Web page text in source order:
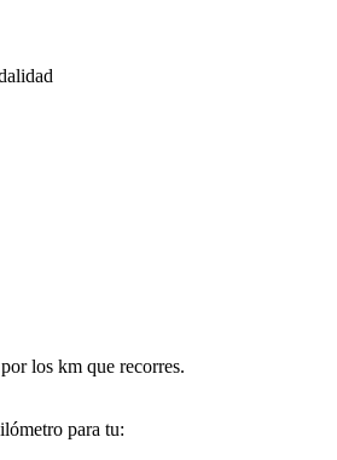
los km que recorres.
para tu: